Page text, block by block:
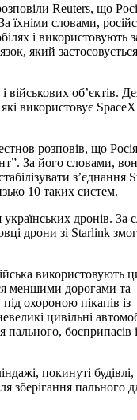
Reuters, що
їхніми словами,
і використовують
який
об’єктів.
використовує SpaceX
розповів, що Росія
За його словами,
з’єднання
10 таких систем.
дронів. За
дрони зі Starlink
використовують
меншими дорогами та
охороною пікапів із
цивільні
боєприпасів і
покинуті будівлі,
зберігання пального